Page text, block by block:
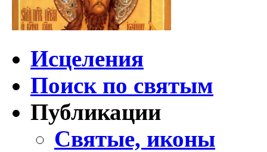
Исцеления
Поиск по святым
Публикации
Святые, иконы